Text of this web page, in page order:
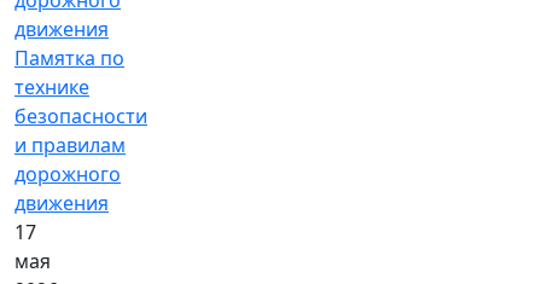
Памятка по
технике
безопасности
и правилам
дорожного
движения
17
мая